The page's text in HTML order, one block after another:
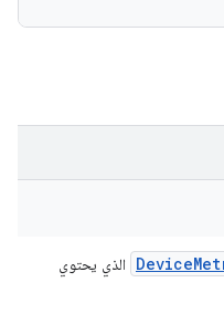
Device
الذي يحتوي